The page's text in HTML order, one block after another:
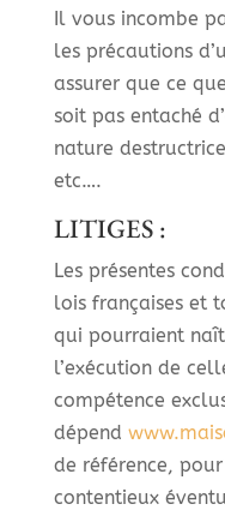
Il vous incombe
les précautions
assurer que ce
soit pas entaché
nature
etc….
LITIGES :
Les présentes
lois françaises et
qui pourraient
l’exécution de
compétence
dépend
de référence,
contentieux